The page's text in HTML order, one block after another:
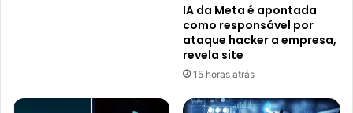
IA da Meta é apontada
como responsável por
ataque hacker a empresa,
revela site
15 horas atrás